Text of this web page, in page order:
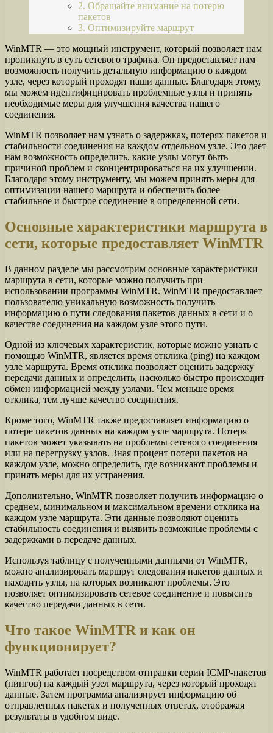
2. Обращайте внимание на потерю
пакетов
3. Оптимизируйте маршрут
WinMTR — это мощный инструмент, который позволяет нам
проникнуть в суть сетевого трафика. Он предоставляет нам
возможность получить детальную информацию о каждом
узле, через который проходят наши данные. Благодаря этому,
мы можем идентифицировать проблемные узлы и принять
необходимые меры для улучшения качества нашего
соединения.
WinMTR позволяет нам узнать о задержках, потерях пакетов и
стабильности соединения на каждом отдельном узле. Это дает
нам возможность определить, какие узлы могут быть
причиной проблем и сконцентрироваться на их улучшении.
Благодаря этому инструменту, мы можем принять меры для
оптимизации нашего маршрута и обеспечить более
стабильное и быстрое соединение в определенной сети.
Основные характеристики маршрута в
сети, которые предоставляет WinMTR
В данном разделе мы рассмотрим основные характеристики
маршрута в сети, которые можно получить при
использовании программы WinMTR. WinMTR предоставляет
пользователю уникальную возможность получить
информацию о пути следования пакетов данных в сети и о
качестве соединения на каждом узле этого пути.
Одной из ключевых характеристик, которые можно узнать с
помощью WinMTR, является время отклика (ping) на каждом
узле маршрута. Время отклика позволяет оценить задержку
передачи данных и определить, насколько быстро происходит
обмен информацией между узлами. Чем меньше время
отклика, тем лучше качество соединения.
Кроме того, WinMTR также предоставляет информацию о
потере пакетов данных на каждом узле маршрута. Потеря
пакетов может указывать на проблемы сетевого соединения
или на перегрузку узлов. Зная процент потери пакетов на
каждом узле, можно определить, где возникают проблемы и
принять меры для их устранения.
Дополнительно, WinMTR позволяет получить информацию о
среднем, минимальном и максимальном времени отклика на
каждом узле маршрута. Эти данные позволяют оценить
стабильность соединения и выявить возможные проблемы с
задержками в передаче данных.
Используя таблицу с полученными данными от WinMTR,
можно анализировать маршрут следования пакетов данных и
находить узлы, на которых возникают проблемы. Это
позволяет оптимизировать сетевое соединение и повысить
качество передачи данных в сети.
Что такое WinMTR и как он
функционирует?
WinMTR работает посредством отправки серии ICMP-пакетов
(пингов) на каждый узел маршрута, через который проходят
данные. Затем программа анализирует информацию об
отправленных пакетах и полученных ответах, отображая
результаты в удобном виде.